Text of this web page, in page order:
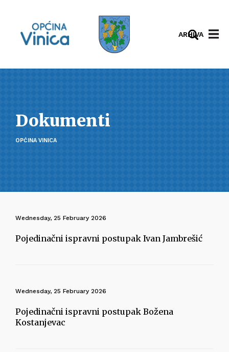
ARHIVA
Dokumenti
OPĆINA VINICA
Wednesday, 25 February 2026
Pojedinačni ispravni postupak Ivan Jambrešić
Wednesday, 25 February 2026
Pojedinačni ispravni postupak Božena
Kostanjevac